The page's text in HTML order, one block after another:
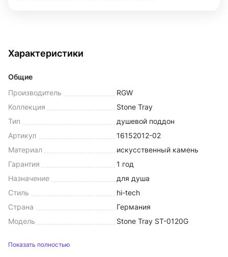
Характеристики
Общие
Производитель
RGW
Коллекция
Stone Tray
Тип
душевой поддон
Артикул
16152012-02
Материал
искусственный камень
Гарантия
1 год
Назначение
для душа
Стиль
hi-tech
Страна
Германия
Модель
Stone Tray ST-0120G
Показать полностью